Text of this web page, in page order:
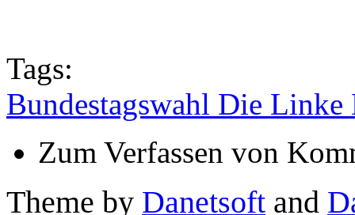
Tags:
Bundestagswahl Die
Zum Verfassen von
Theme by Danetsoft and